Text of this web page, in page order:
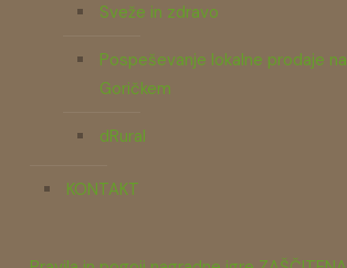
Sveže in zdravo
Pospeševanje lokalne prodaje na
Goričkem
dRural
KONTAKT